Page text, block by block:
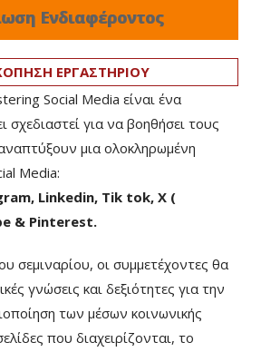
Ενδιαφέροντος
ΕΡΓΑΣΤΗΡΙΟΥ
Social Media είναι ένα
σχεδιαστεί για να βοηθήσει τους
μια ολοκληρωμένη
στα Social Media:
Linkedin, Tik tok, X (
& Pinterest.
σεμιναρίου, οι συμμετέχοντες θα
γνώσεις και δεξιότητες για την
των μέσων κοινωνικής
που διαχειρίζονται, το